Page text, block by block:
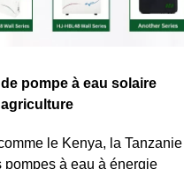
pompe à eau solaire
le Kenya, la Tanzanie
pompes à eau à énergie